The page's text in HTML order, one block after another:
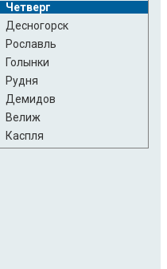
Четверг
Десногорск
Рославль
Голынки
Рудня
Демидов
Велиж
Каспля